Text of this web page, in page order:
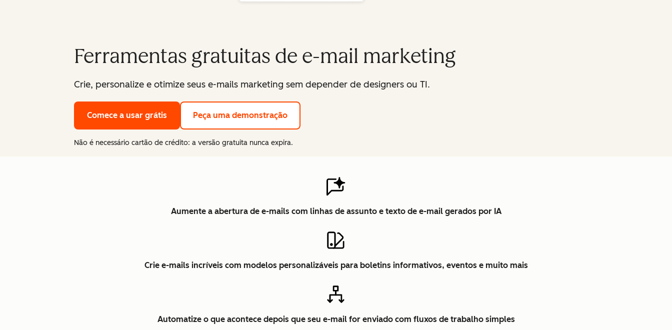
Ferramentas gratuitas de e-mail marketing
Crie, personalize e otimize seus e-mails marketing sem depender de designers ou TI.
Comece a usar grátis Peça uma demonstração
Não é necessário cartão de crédito: a versão gratuita nunca expira.
Aumente a abertura de e-mails com linhas de assunto e texto de e-mail gerados por IA
Crie e-mails incríveis com modelos personalizáveis para boletins informativos, eventos e muito mais
Automatize o que acontece depois que seu e-mail for enviado com fluxos de trabalho simples